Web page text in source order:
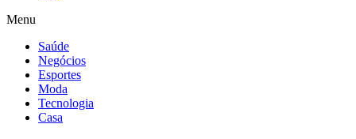
Menu
Saúde
Negócios
Esportes
Moda
Tecnologia
Casa